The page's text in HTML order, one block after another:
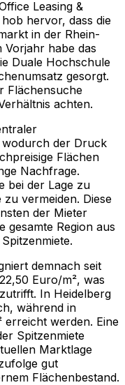
Leasing &
hervor, dass die
in der Rhein-
Vorjahr habe das
Duale Hochschule
gesorgt.
Flächensuche
achten.
wodurch der Druck
Flächen
Nachfrage.
bei der Lage zu
vermeiden. Diese
der Mieter
gesamte Region aus
demnach seit
Euro/m², was
In Heidelberg
während in
erreicht werden. Eine
Spitzenmiete
Marktlage
gut
Flächenbestand.